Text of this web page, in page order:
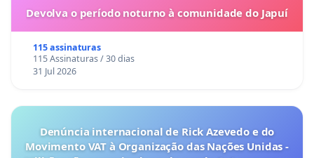
Devolva o período noturno à comunidade do Japuí
115 assinaturas
115 Assinaturas / 30 dias
31 Jul 2026
Denúncia internacional de Rick Azevedo e do
Movimento VAT à Organização das Nações Unidas -